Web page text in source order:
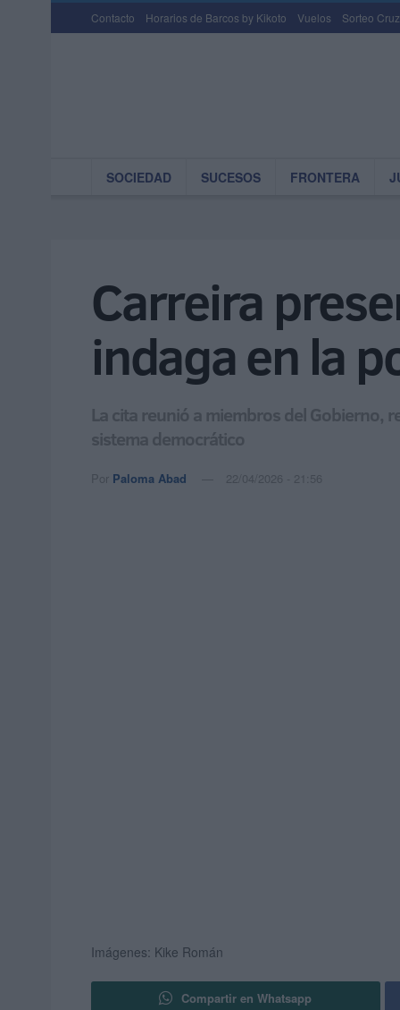
Contacto Horarios de Barcos by Kikoto Vuelos Sorteo
SOCIEDAD SUCESOS FRONTERA
Carreira
indaga en la
La cita reunió a miembros del Gobierno,
sistema democrático
Por Paloma Abad 22/04/2026 - 21:56
Imágenes: Kike Román
Compartir en Whatsapp